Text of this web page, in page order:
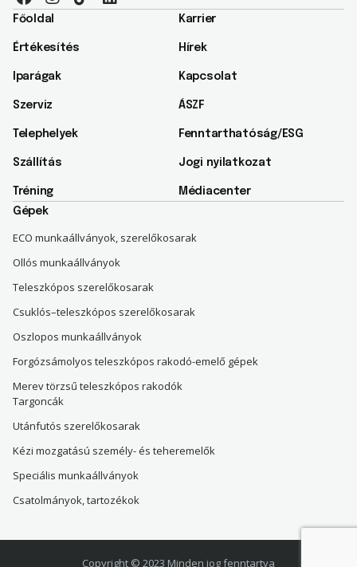
Főoldal
Értékesítés
Iparágak
Szerviz
Telephelyek
Szállítás
Tréning
Karrier
Hírek
Kapcsolat
ÁSZF
Fenntarthatóság/ESG​
Jogi nyilatkozat
Médiacenter
Gépek
ECO munkaállványok, szerelőkosarak
Ollós munkaállványok
Teleszkópos szerelőkosarak
Csuklós–teleszkópos szerelőkosarak
Oszlopos munkaállványok
Forgózsámolyos teleszkópos rakodó-emelő gépek
Merev törzsű teleszkópos rakodók
Targoncák
Utánfutós szerelőkosarak
Kézi mozgatású személy- és teheremelők
Speciális munkaállványok
Csatolmányok, tartozékok
Copyright © 2023 Minden jog fenntartva